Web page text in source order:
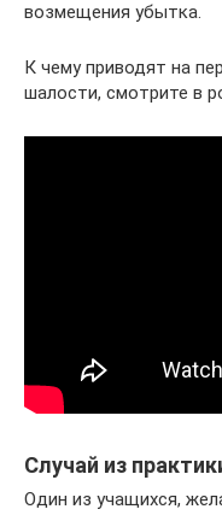
возмещения убытка.
К чему приводят на
шалости, смотрите в
Случай из
Один из учащихся,